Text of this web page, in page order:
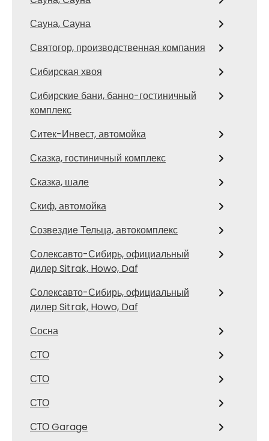
Сауна, Сауна
Святогор, производственная компания
Сибирская хвоя
Сибирские бани, банно-гостиничный
комплекс
Ситек-Инвест, автомойка
Сказка, гостиничный комплекс
Сказка, шале
Скиф, автомойка
Созвездие Тельца, автокомплекс
Солексавто-Сибирь, официальный
дилер Sitrak, Howo, Daf
Солексавто-Сибирь, официальный
дилер Sitrak, Howo, Daf
Сосна
СТО
СТО
СТО
СТО Garage